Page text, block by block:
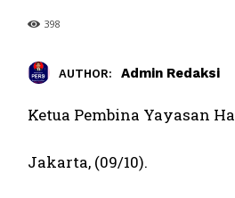
398
AUTHOR: Admin Redaksi
Ketua Pembina Yayasan
Jakarta, (09/10).